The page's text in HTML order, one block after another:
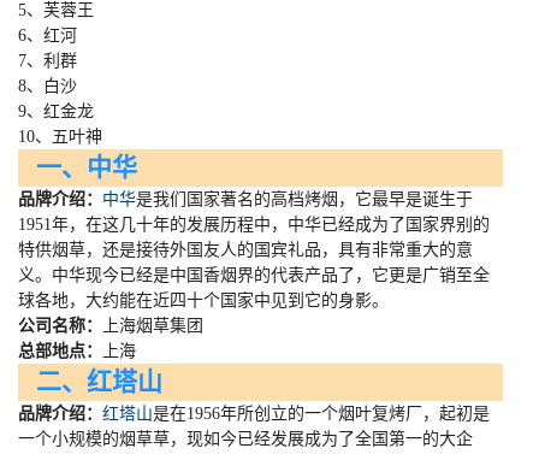
5、芙蓉王
6、红河
7、利群
8、白沙
9、红金龙
10、五叶神
一、中华
品牌介绍： 中华是我们国家著名的高档烤烟，它最早是诞生于
1951年，在这几十年的发展历程中，中华已经成为了国家界别的
特供烟草，还是接待外国友人的国宾礼品，具有非常重大的意
义。中华现今已经是中国香烟界的代表产品了，它更是广销至全
球各地，大约能在近四十个国家中见到它的身影。
公司名称：
上海烟草集团
总部地点：
上海
二、红塔山
品牌介绍： 红塔山是在1956年所创立的一个烟叶复烤厂，起初是
一个小规模的烟草草，现如今已经发展成为了全国第一的大企